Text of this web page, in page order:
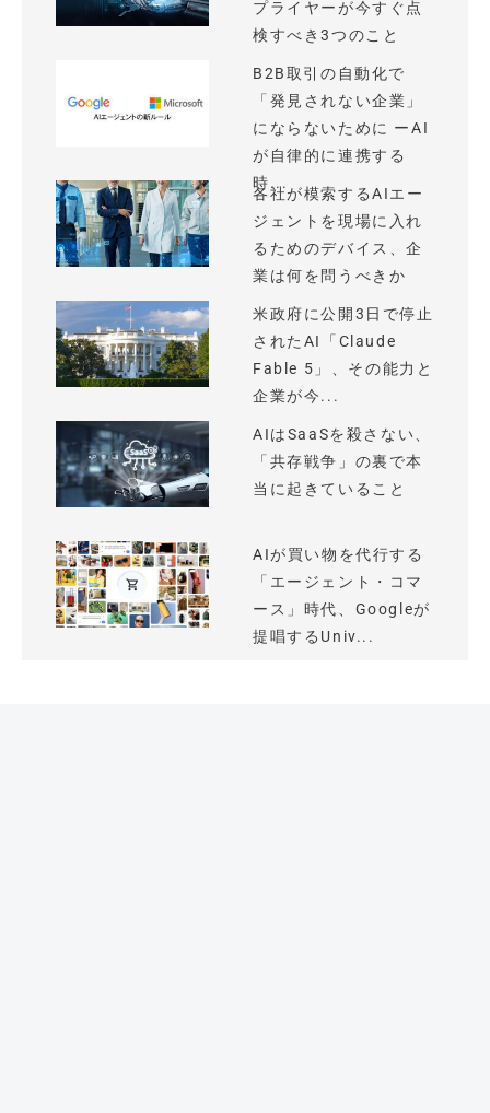
プライヤーが今すぐ点
検すべき3つのこと
B2B取引の自動化で
「発見されない企業」
にならないために ーAI
が自律的に連携する
時...
各社が模索するAIエー
ジェントを現場に入れ
るためのデバイス、企
業は何を問うべきか
米政府に公開3日で停止
されたAI「Claude
Fable 5」、その能力と
企業が今...
AIはSaaSを殺さない、
「共存戦争」の裏で本
当に起きていること
AIが買い物を代行する
「エージェント・コマ
ース」時代、Googleが
提唱するUniv...